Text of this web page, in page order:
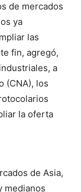
de mercados
ya
las
fin, agregó,
a
(CNA), los
la oferta
de Asia,
medianos